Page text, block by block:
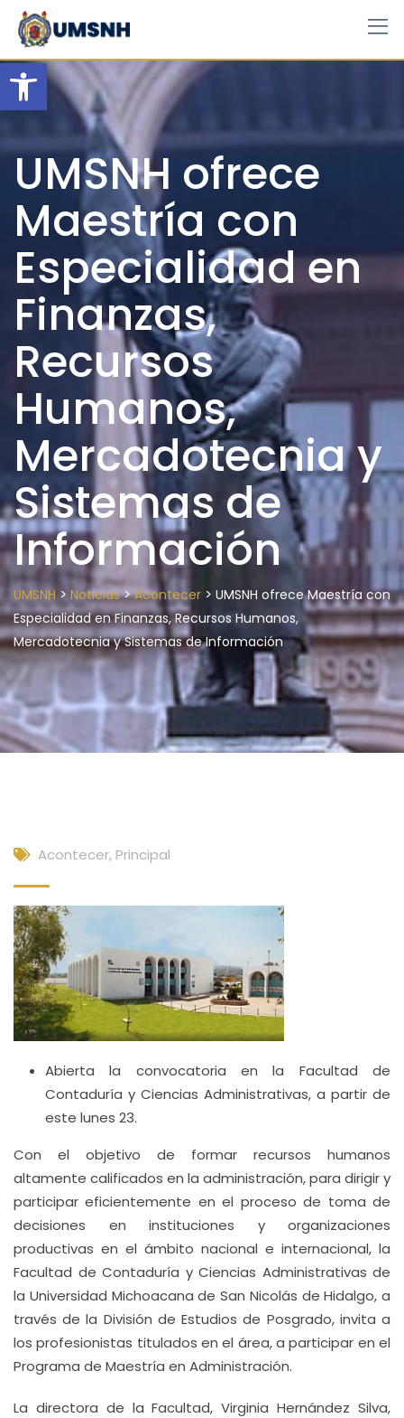
Open toolbar
Skip
content
UMSNH ofrece
Maestría con
Especialidad en
Finanzas,
Recursos
Humanos,
Mercadotecnia y
Sistemas de
Información
UMSNH > Noticias>Acontecer > UMSNH ofrece Maestría con
Especialidad en Finanzas, Recursos Humanos,
Mercadotecnia y Sistemas de Información
Acontecer, Principal
Abierta la convocatoria en la Facultad de
Contaduría y Ciencias Administrativas, a partir de
este lunes 23.
Con el objetivo de formar recursos humanos
altamente calificados en la administración, para dirigir y
participar eficientemente en el proceso de toma de
decisiones en instituciones y organizaciones
productivas en el ámbito nacional e internacional, la
Facultad de Contaduría y Ciencias Administrativas de
la Universidad Michoacana de San Nicolás de Hidalgo, a
través de la División de Estudios de Posgrado, invita a
los profesionistas titulados en el área, a participar en el
Programa de Maestría en Administración.
La directora de la Facultad, Virginia Hernández Silva,